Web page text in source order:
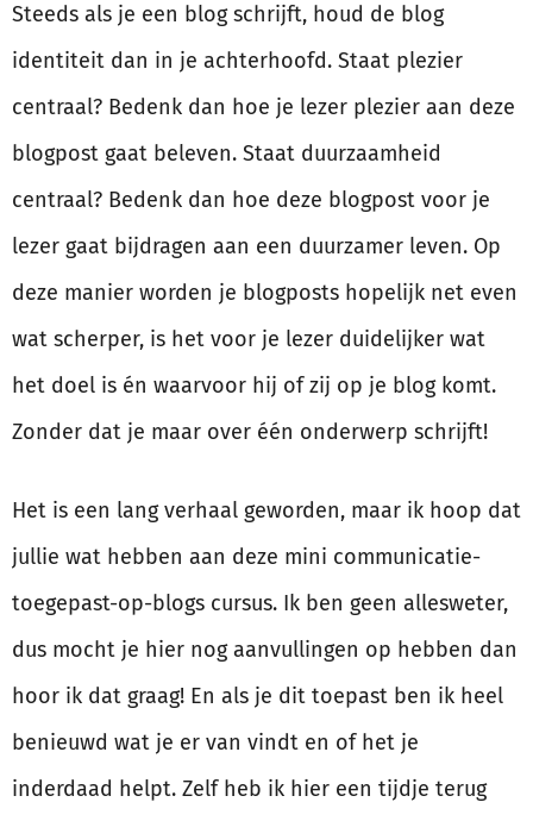
Steeds als je een blog schrijft, houd de blog
identiteit dan in je achterhoofd. Staat plezier
centraal? Bedenk dan hoe je lezer plezier aan deze
blogpost gaat beleven. Staat duurzaamheid
centraal? Bedenk dan hoe deze blogpost voor je
lezer gaat bijdragen aan een duurzamer leven. Op
deze manier worden je blogposts hopelijk net even
wat scherper, is het voor je lezer duidelijker wat
het doel is én waarvoor hij of zij op je blog komt.
Zonder dat je maar over één onderwerp schrijft!
Het is een lang verhaal geworden, maar ik hoop dat
jullie wat hebben aan deze mini communicatie-
toegepast-op-blogs cursus. Ik ben geen allesweter,
dus mocht je hier nog aanvullingen op hebben dan
hoor ik dat graag! En als je dit toepast ben ik heel
benieuwd wat je er van vindt en of het je
inderdaad helpt. Zelf heb ik hier een tijdje terug